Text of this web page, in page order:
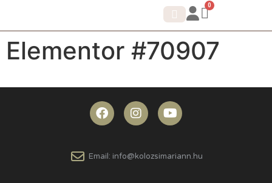
0
Elementor #70907
Email: info@kolozsimariann.hu